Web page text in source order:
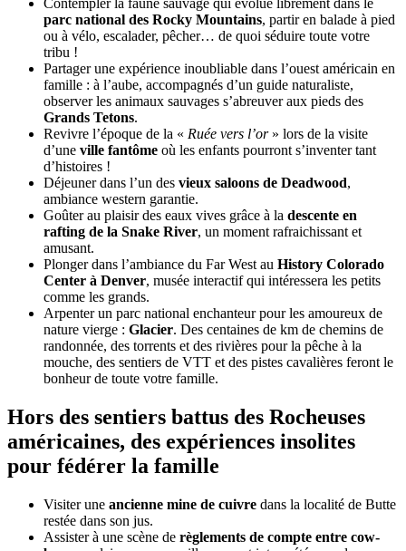
parc national des Rocky Mountains, partir en balade à pied
ou à vélo, escalader, pêcher… de quoi séduire toute votre
tribu !
Partager une expérience inoubliable dans l’ouest américain en
famille : à l’aube, accompagnés d’un guide naturaliste,
observer les animaux sauvages s’abreuver aux pieds des
Grands Tetons.
Revivre l’époque de la « Ruée vers l’or » lors de la visite
d’une ville fantôme où les enfants pourront s’inventer tant
d’histoires !
Déjeuner dans l’un des vieux saloons de Deadwood,
ambiance western garantie.
Goûter au plaisir des eaux vives grâce à la descente en
rafting de la Snake River, un moment rafraichissant et
amusant.
Plonger dans l’ambiance du Far West au History Colorado
Center à Denver, musée interactif qui intéressera les petits
comme les grands.
Arpenter un parc national enchanteur pour les amoureux de
nature vierge : Glacier. Des centaines de km de chemins de
randonnée, des torrents et des rivières pour la pêche à la
mouche, des sentiers de VTT et des pistes cavalières feront le
bonheur de toute votre famille.
Hors des sentiers battus des Rocheuses
américaines, des expériences insolites
pour fédérer la famille
Visiter une ancienne mine de cuivre dans la localité de Butte
restée dans son jus.
Assister à une scène de règlements de compte entre cow-